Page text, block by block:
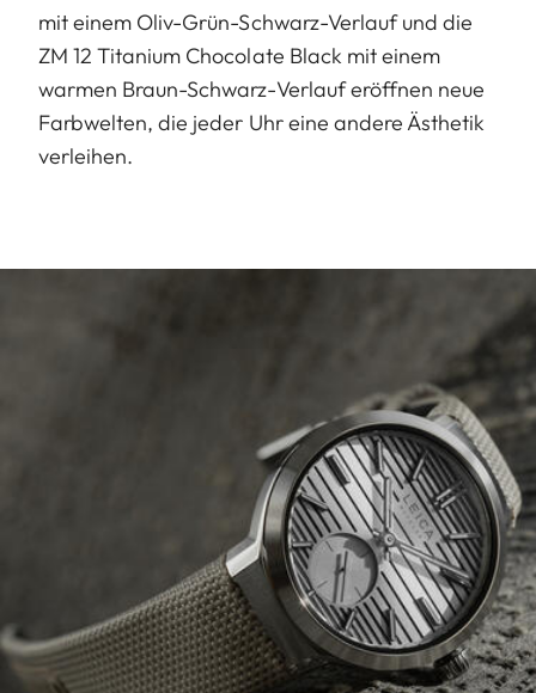
mit einem Oliv-Grün-Schwarz-Verlauf und die
ZM 12 Titanium Chocolate Black mit einem
warmen Braun-Schwarz-Verlauf eröffnen neue
Farbwelten, die jeder Uhr eine andere Ästhetik
verleihen.